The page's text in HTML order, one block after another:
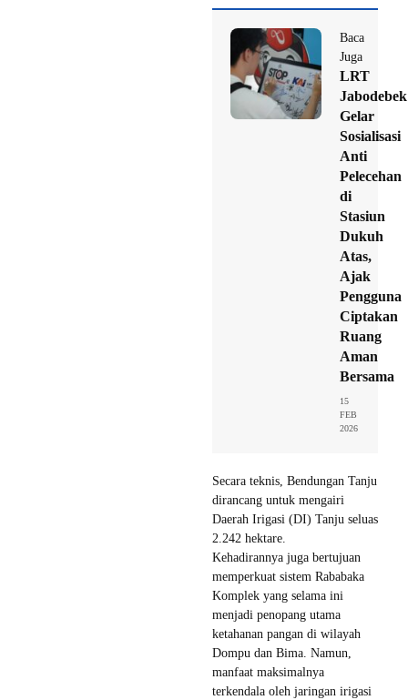
Baca
Juga
LRT
Jabodebek
Gelar
Sosialisasi
Anti
Pelecehan
di
Stasiun
Dukuh
Atas,
Ajak
Pengguna
Ciptakan
Ruang
Aman
Bersama
15
FEB
2026
Secara teknis, Bendungan Tanju
dirancang untuk mengairi
Daerah Irigasi (DI) Tanju seluas
2.242 hektare.
Kehadirannya juga bertujuan
memperkuat sistem Rababaka
Komplek yang selama ini
menjadi penopang utama
ketahanan pangan di wilayah
Dompu dan Bima. Namun,
manfaat maksimalnya
terkendala oleh jaringan irigasi